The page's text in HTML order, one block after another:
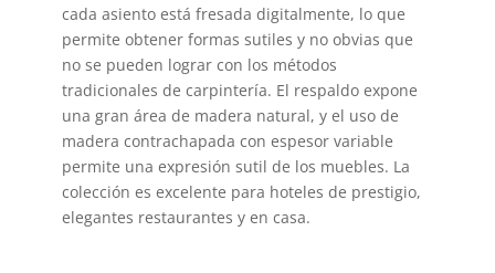
cada asiento está fresada digitalmente, lo que
permite obtener formas sutiles y no obvias que
no se pueden lograr con los métodos
tradicionales de carpintería. El respaldo expone
una gran área de madera natural, y el uso de
madera contrachapada con espesor variable
permite una expresión sutil de los muebles. La
colección es excelente para hoteles de prestigio,
elegantes restaurantes y en casa.